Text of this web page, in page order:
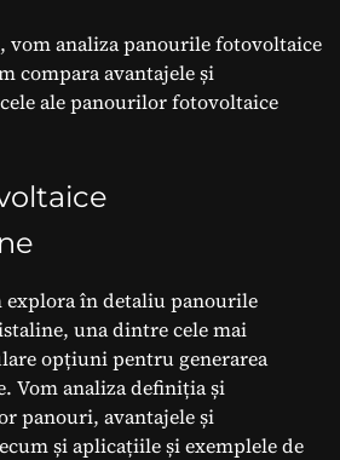
analiza panourile fotovoltaice
compara avantajele și
ale panourilor fotovoltaice
explora în detaliu panourile
una dintre cele mai
opțiuni pentru generarea
Vom analiza definiția și
panouri, avantajele și
și aplicațiile și exemplele de